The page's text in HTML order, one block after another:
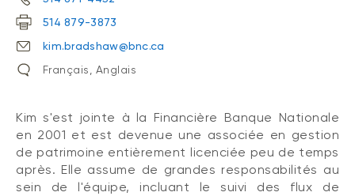
514 879-3873
kim.bradshaw@bnc.ca
Français, Anglais
Kim s'est jointe à la Financière Banque Nationale
en 2001 et est devenue une associée en gestion
de patrimoine entièrement licenciée peu de temps
après. Elle assume de grandes responsabilités au
sein de l'équipe, incluant le suivi des flux de